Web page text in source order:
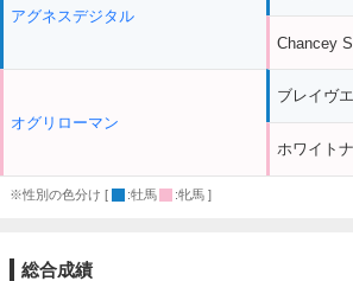
アグネスデジタル
オグリローマン
Chancey
ブレイヴ
ホワイト
※性別の色分け [ :牡馬 :牝馬 ]
総合成績